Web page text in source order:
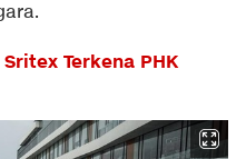
Terkena PHK